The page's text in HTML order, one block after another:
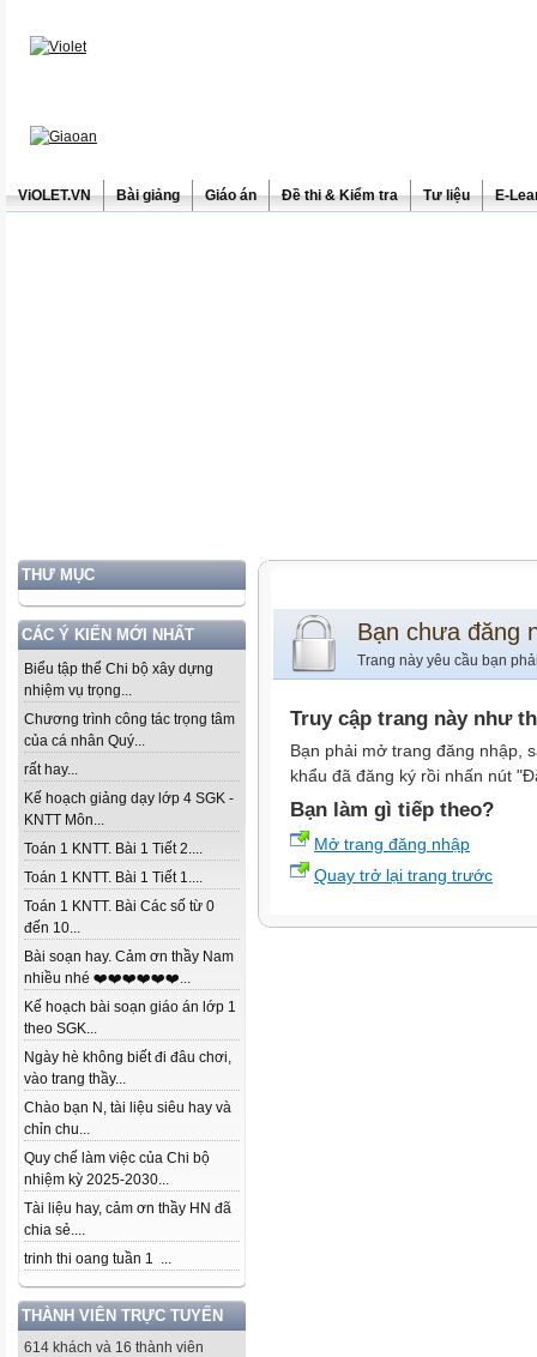
ViOLET.VN Bài giảng Giáo án Đề thi & Kiểm tra Tư liệu E-
THƯ MỤC
CÁC Ý KIẾN MỚI NHẤT
Biểu tập thể Chi bộ xây dựng
nhiệm vụ trọng...
Chương trình công tác trọng tâm
của cá nhân Quý...
rất hay...
Kế hoạch giảng dạy lớp 4 SGK -
KNTT Môn...
Toán 1 KNTT. Bài 1 Tiết 2....
Toán 1 KNTT. Bài 1 Tiết 1....
Toán 1 KNTT. Bài Các số từ 0
đến 10...
Bài soạn hay. Cảm ơn thầy Nam
nhiều nhé ❤️❤️❤️❤️❤️❤️...
Kế hoạch bài soạn giáo án lớp 1
theo SGK...
Ngày hè không biết đi đâu chơi,
vào trang thầy...
Chào bạn N, tài liệu siêu hay và
chỉn chu...
Quy chế làm việc của Chi bộ
nhiệm kỳ 2025-2030...
Tài liệu hay, cảm ơn thầy HN đã
chia sẻ....
trinh thi oang tuần 1 ...
THÀNH VIÊN TRỰC TUYẾN
614 khách và 16 thành viên
Bạn chưa đăng
Trang này yêu cầu bạn
Truy cập trang này như
Bạn phải mở trang đăng nhập,
khẩu đã đăng ký rồi nhấn nút
Bạn làm gì tiếp theo?
Mở trang đăng nhập
Quay trở lại trang trước